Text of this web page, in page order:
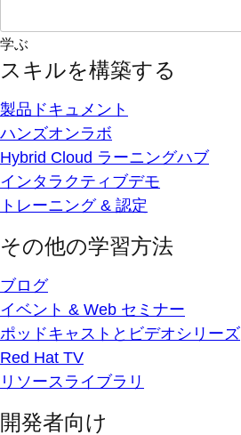
学ぶ
スキルを構築する
製品ドキュメント
ハンズオンラボ
Hybrid Cloud ラーニングハブ
インタラクティブデモ
トレーニング & 認定
その他の学習方法
ブログ
イベント & Web セミナー
ポッドキャストとビデオシリーズ
Red Hat TV
リソースライブラリ
開発者向け